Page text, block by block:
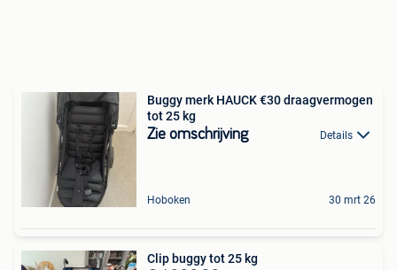
Buggy merk HAUCK €30 draagvermogen
tot 25 kg
Zie omschrijving Details
Hoboken 30 mrt 26
Clip buggy tot 25 kg